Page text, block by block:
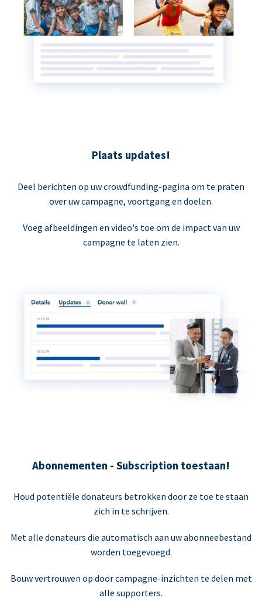
Plaats updates!
Deel berichten op uw crowdfunding-pagina om te praten
over uw campagne, voortgang en doelen.
Voeg afbeeldingen en video's toe om de impact van uw
campagne te laten zien.
Abonnementen - Subscription toestaan!
Houd potentiële donateurs betrokken door ze toe te staan
zich in te schrijven.
Met alle donateurs die automatisch aan uw abonneebestand
worden toegevoegd.
Bouw vertrouwen op door campagne-inzichten te delen met
alle supporters.